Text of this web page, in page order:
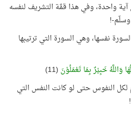
واحدة، وفي هذا قمَّة التشريف لنفسه
وسلّم-!
نفسها، وهي السورة التي ترتيبها
وَاللَّهُ خَبِيْرٌ بِمَا تَعْمَلُوْنَ (11)
النفوس حتى لو كانت النفس التي